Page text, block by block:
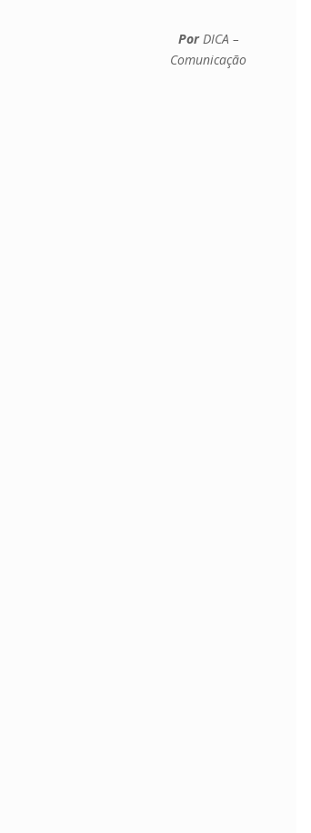
PorDICA –
Comunicação